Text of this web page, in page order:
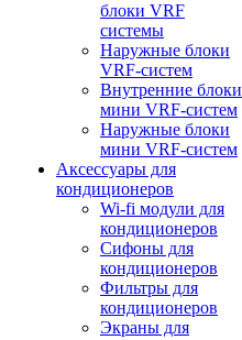
блоки VRF
системы
Наружные блоки
VRF-систем
Внутренние блоки
мини VRF-систем
Наружные блоки
мини VRF-систем
Аксессуары для
кондиционеров
Wi-fi модули для
кондиционеров
Сифоны для
кондиционеров
Фильтры для
кондиционеров
Экраны для